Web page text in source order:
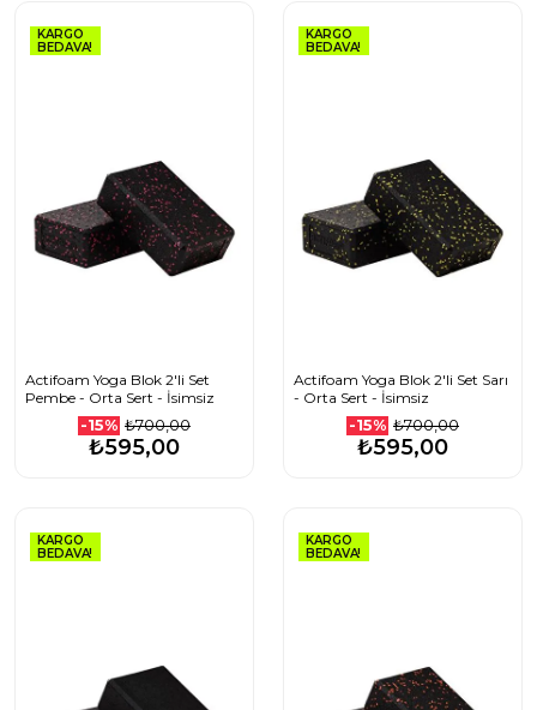
KARGO
BEDAVA!
Actifoam Yoga Blok 2'li Set
Pembe - Orta Sert - İsimsiz
-15% ₺700,00
₺595,00
KARGO
BEDAVA!
Actifoam Yoga Blok 2'li Set Sarı
- Orta Sert - İsimsiz
-15% ₺700,00
₺595,00
KARGO
BEDAVA!
KARGO
BEDAVA!